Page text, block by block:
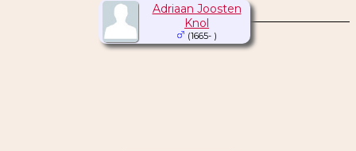
Adriaan Joosten
Knol
(1665- )